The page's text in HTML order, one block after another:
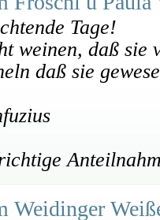
Tage!
weinen, daß sie
daß sie
Weidinger